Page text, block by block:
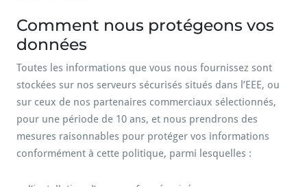
Comment nous protégeons vos
données
Toutes les informations que vous nous fournissez sont
stockées sur nos serveurs sécurisés situés dans l’EEE, ou
sur ceux de nos partenaires commerciaux sélectionnés,
pour une période de 10 ans, et nous prendrons des
mesures raisonnables pour protéger vos informations
conformément à cette politique, parmi lesquelles :